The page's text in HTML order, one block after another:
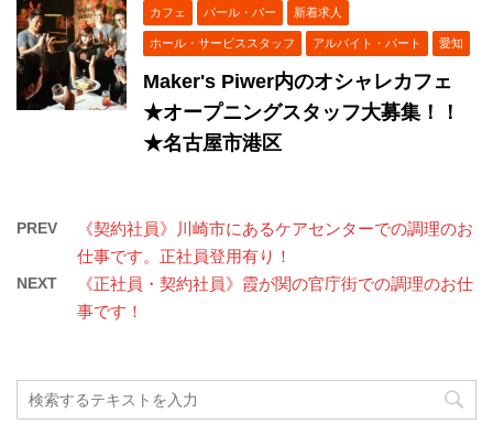
カフェ バール・バー 新着求人
ホール・サービススタッフ アルバイト・パート 愛知
Maker's Piwer内のオシャレカフェ
★オープニングスタッフ大募集！！
★名古屋市港区
PREV
《契約社員》川崎市にあるケアセンターでの調理のお
仕事です。正社員登用有り！
NEXT
《正社員・契約社員》霞が関の官庁街での調理のお仕
事です！